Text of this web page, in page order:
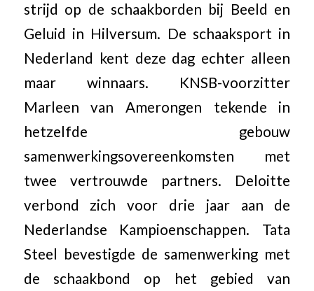
strijd op de schaakborden bij Beeld en
Geluid in Hilversum. De schaaksport in
Nederland kent deze dag echter alleen
maar winnaars. KNSB-voorzitter
Marleen van Amerongen tekende in
hetzelfde gebouw
samenwerkingsovereenkomsten met
twee vertrouwde partners. Deloitte
verbond zich voor drie jaar aan de
Nederlandse Kampioenschappen. Tata
Steel bevestigde de samenwerking met
de schaakbond op het gebied van